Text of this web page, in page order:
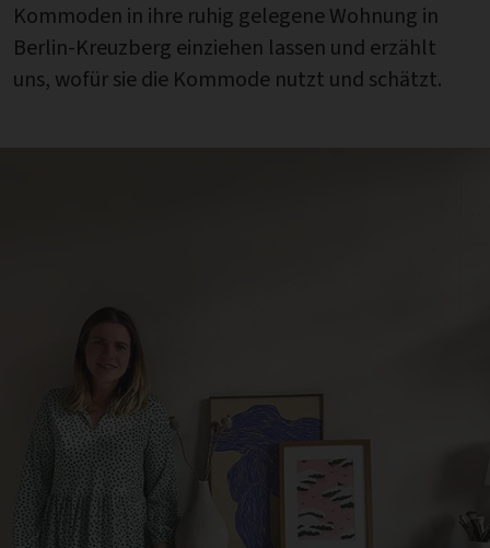
Kommoden in ihre ruhig gelegene Wohnung in
Berlin-Kreuzberg einziehen lassen und erzählt
uns, wofür sie die Kommode nutzt und schätzt.